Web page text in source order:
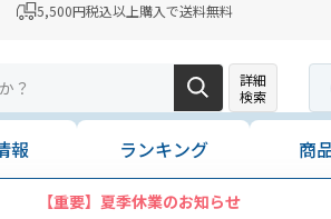
5,500円税込以上購入で送料無料
詳細
検索
報 ランキング 商
【重要】夏季休業のお知らせ